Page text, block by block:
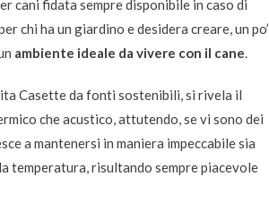
cani fidata sempre disponibile in caso di
chi ha un giardino e desidera creare, un po’
ambiente ideale da vivere con il cane.
Casette da fonti sostenibili, si rivela il
che acustico, attutendo, se vi sono dei
a mantenersi in maniera impeccabile sia
temperatura, risultando sempre piacevole